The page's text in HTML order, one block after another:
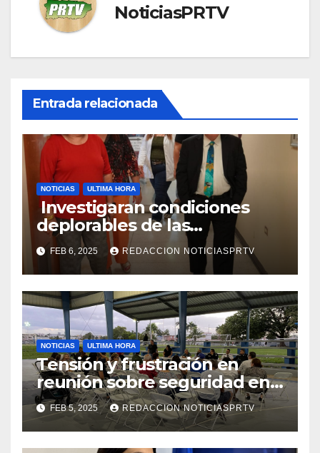
NoticiasPRTV
Entrada relacionada
NOTICIAS ULTIMA HORA
Investigaran condiciones
deplorables de las
facilidades el Departamento
de la Salud en Mayagüez
FEB 6, 2025 REDACCION NOTICIASPRTV
NOTICIAS ULTIMA HORA
Tensión y frustración en
reunión sobre seguridad en
Reparto Metropolitano
FEB 5, 2025 REDACCION NOTICIASPRTV